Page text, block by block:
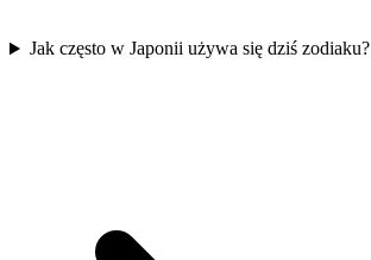
Jak często w Japonii używa się dziś zodiaku?